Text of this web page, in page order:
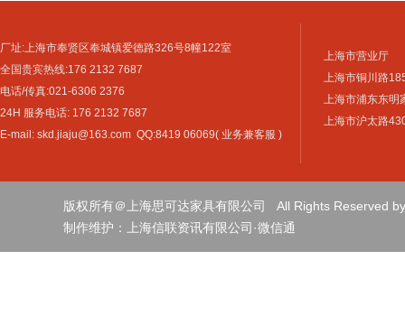
厂址:上海市奉贤区奉城镇爱德路326号8幢122室
全国贵宾热线:176 2132 7687
电话/传真:021-6306 2376
24H 服务电话: 176 2132 7687
E-mail: skd.jiaju@163.com QQ:8419 06069( 业务兼客服 )
上海市营业厅
上海市铜川
上海市浦东东
上海市沪太路
版权所有＠上海思可达家具有限公司 All Rights Reserved
制作维护： 上海信联资讯有限公司 ·微信通